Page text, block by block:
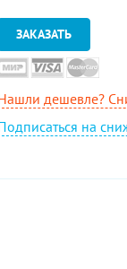
ЗАКАЗАТЬ
дешевле?
на